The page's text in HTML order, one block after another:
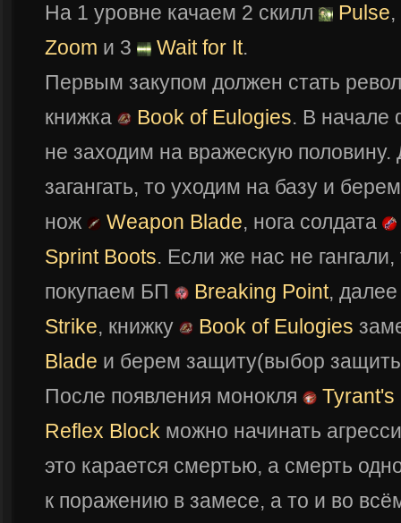
На 1 уровне качаем 2 скилл
Pulse
Zoom и 3 Wait for It.
Первым закупом должен стать
книжка
Book of Eulogies. В начале
не заходим на вражескую
загангать, то уходим на базу и
нож
Weapon Blade, нога солдата
Sprint Boots. Если же нас не
покупаем БП
Breaking Point,
Strike, книжку Book of Eulogies
Blade и берем защиту(выбор
После появления монокля
Tyrant's
Reflex Block можно начинать
это карается смертью, а смерть
к поражению в замесе, а то и во